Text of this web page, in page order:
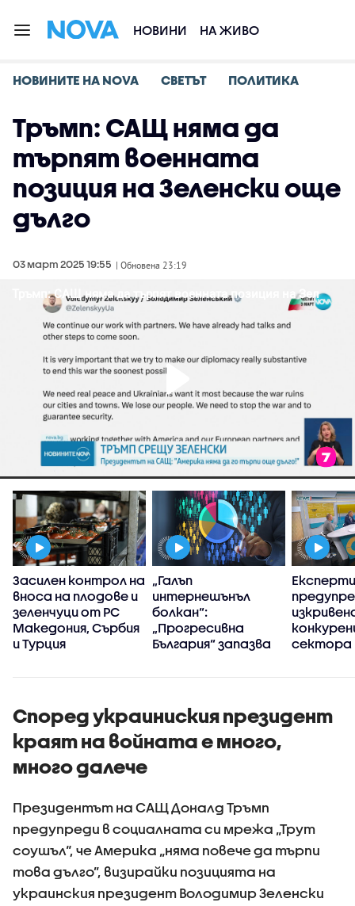
НОВИНИ НА ЖИВО
НОВИНИТЕ НА NOVA СВЕТЪТ ПОЛИТИКА
Тръмп: САЩ няма да
търпят военната
позиция на Зеленски още
дълго
03 март 2025 19:55 | Обновена 23:19
Засилен контрол на
вноса на плодове и
зеленчуци от РС
Македония, Сърбия
и Турция
„Галъп
интернешънъл
болкан“:
„Прогресивна
България“ запазва
доверие през
управление
Експерти
сектора
Според украиниския президент
краят на войната е много,
много далече
Президентът на САЩ Доналд Тръмп
предупреди в социалната си мрежа „Трут
соушъл“, че Америка „няма повече да търпи
това дълго”, визирайки позицията на
украинския президент Володимир Зеленски